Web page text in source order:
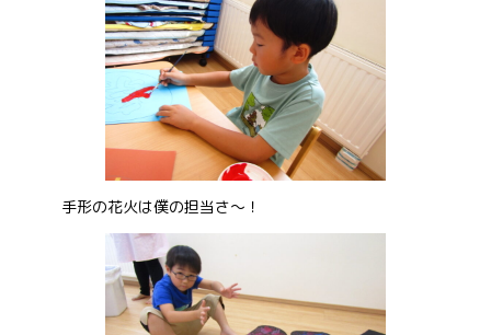
手形の花火は僕の担当さ～！